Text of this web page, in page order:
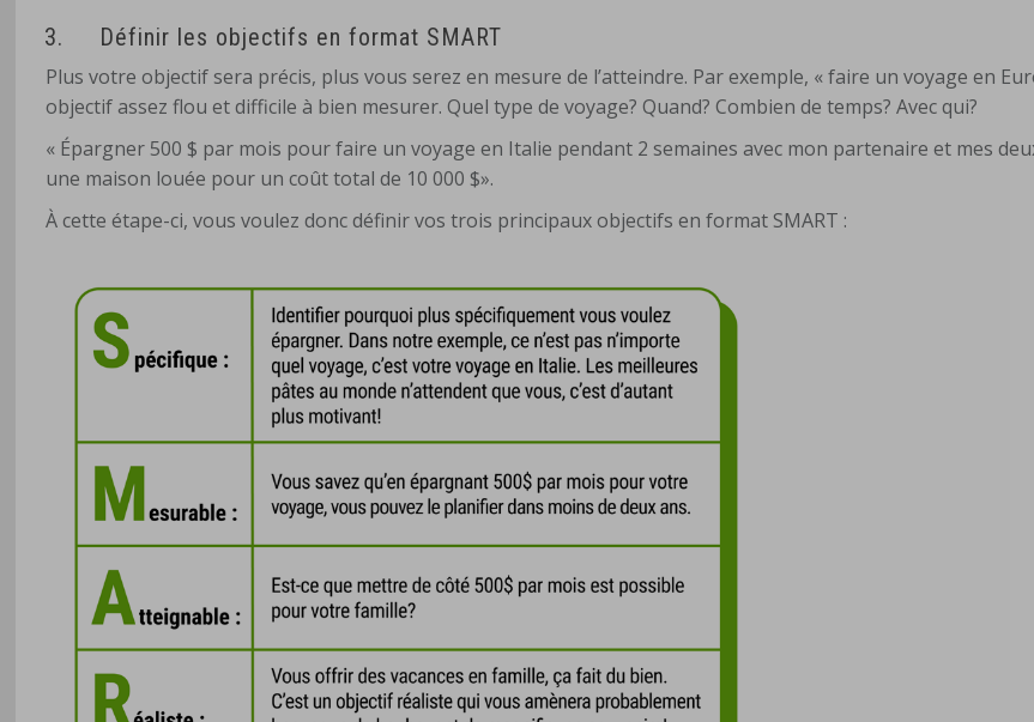
3. Définir les objectifs en format SMART
Plus votre objectif sera précis, plus vous serez en mesure de l’atteindre. Par exemple, « faire un voyage en
objectif assez flou et difficile à bien mesurer. Quel type de voyage? Quand? Combien de temps? Avec qui?
« Épargner 500 $ par mois pour faire un voyage en Italie pendant 2 semaines avec mon partenaire et mes
une maison louée pour un coût total de 10 000 $».
À cette étape-ci, vous voulez donc définir vos trois principaux objectifs en format SMART :